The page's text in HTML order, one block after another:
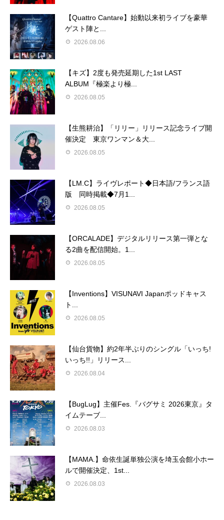
【Quattro Cantare】始動以来初ライブを豪華
ゲスト陣と...
2026.08.06
【キズ】2度も発売延期した1st LAST
ALBUM『極楽より極...
2026.08.05
【生熊耕治】「リリー」リリース記念ライブ開
催決定 東京ワンマン＆大...
2026.08.05
【LM.C】ライヴレポート◆日本語/フランス語
版 同時掲載◆7月1...
2026.08.05
【ORCALADE】デジタルリリース第一弾とな
る2曲を配信開始。1...
2026.08.05
【Inventions】VISUNAVI Japanポッドキャス
ト...
2026.08.05
【仙台貨物】約2年半ぶりのシングル「いっち!
いっち!!」リリース...
2026.08.04
【BugLug】主催Fes.『バグサミ 2026東京』タ
イムテーブ...
2026.08.03
【MAMA.】命依生誕単独公演を埼玉会館小ホー
ルで開催決定、1st...
2026.08.03